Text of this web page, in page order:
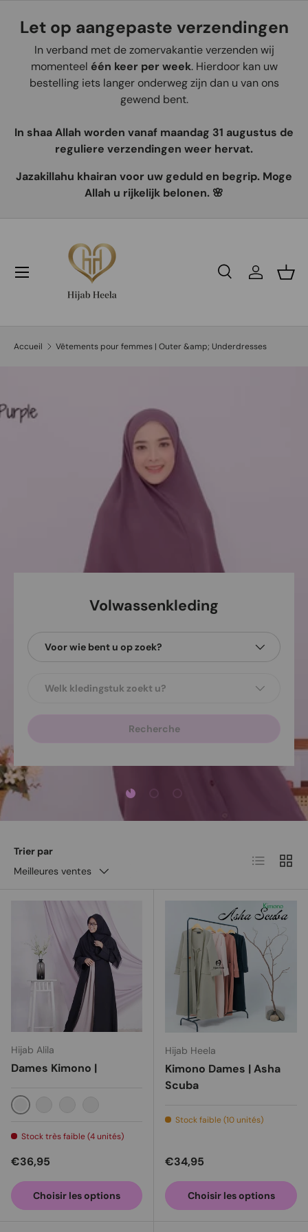
Aller au contenu
Let op aangepaste verzendingen
In verband met de zomervakantie verzenden wij
momenteel één keer per week. Hierdoor kan uw
bestelling iets langer onderweg zijn dan u van ons
gewend bent.
In shaa Allah worden vanaf maandag 31 augustus de
reguliere verzendingen weer hervat.
Jazakillahu khairan voor uw geduld en begrip. Moge
Allah u rijkelijk belonen. 🌸
Recherche
Se
Accueil Vêtements pour femmes | Outer &amp; Underdresses
Charger la diapositive 1 de 3
Charger la diapositive 2 de 3
Charger la diapositive 3
Volwassenkleding
Voor wie bent u op zoek?
Welk kledingstuk zoekt u?
Recherche
Trier par
Meilleures ventes
Liste Grille
Hijab Alila
Dames Kimono |
Noir
Stock très faible (4 unités)
Prix habituel
€36,95
Choisir les options
Hijab Heela
Kimono Dames | Asha
Scuba
Stock faible (10 unités)
Prix habituel
€34,95
Choisir les options